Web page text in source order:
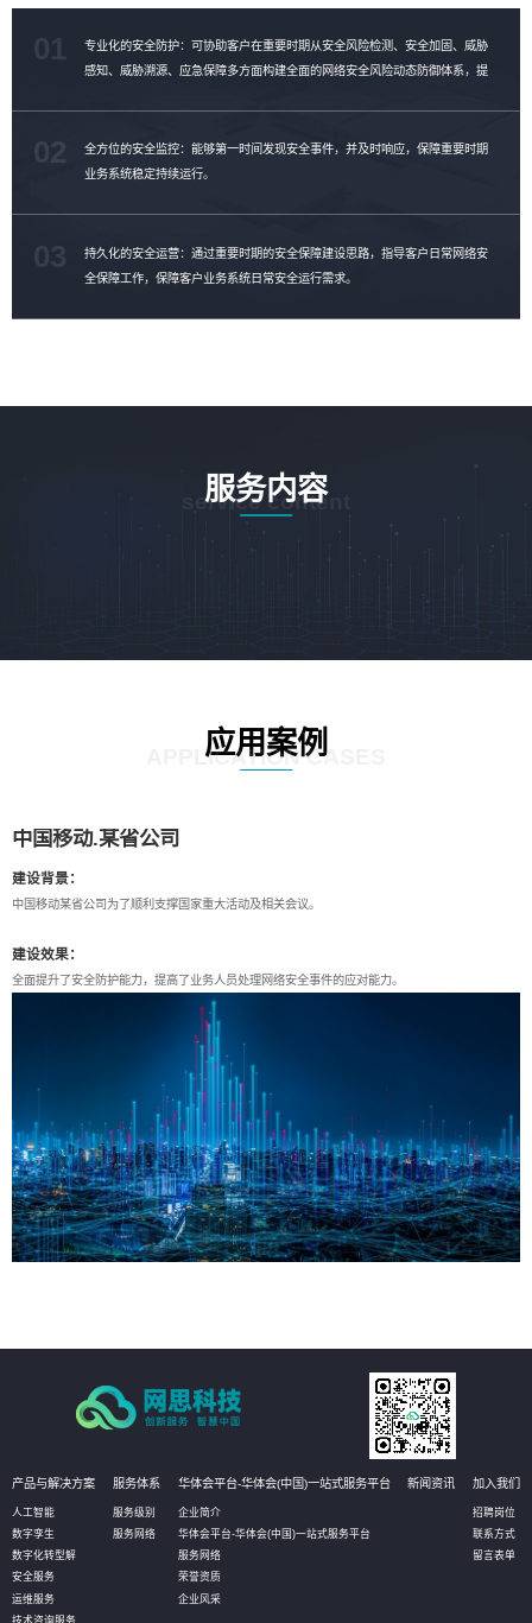
专业化的安全防护：可协助客户在重要时期从安全风险检测、安全加固、威胁
感知、威胁溯源、应急保障多方面构建全面的网络安全风险动态防御体系，提
全方位的安全监控：能够第一时间发现安全事件，并及时响应，保障重要时期
业务系统稳定持续运行。
02
持久化的安全运营：通过重要时期的安全保障建设思路，指导客户日常网络安
全保障工作，保障客户业务系统日常安全运行需求。
03
服务内容
service content
应用案例
APPLICATION CASES
中国移动.某省公司
建设背景：
中国移动某省公司为了顺利支撑国家重大活动及相关会议。
建设效果：
全面提升了安全防护能力，提高了业务人员处理网络安全事件的应对能力。
产品与解决方案
人工智能
数字孪生
数字化转型解
安全服务
运维服务
技术咨询服务
服务体系
服务级别
服务网络
华体会平台-华体会(中国)一站式服务平台
企业简介
华体会平台-华体会(中国)一站式服务平台
服务网络
荣誉资质
企业风采
新闻资讯 加入我们
招聘岗位
联系方式
留言表单